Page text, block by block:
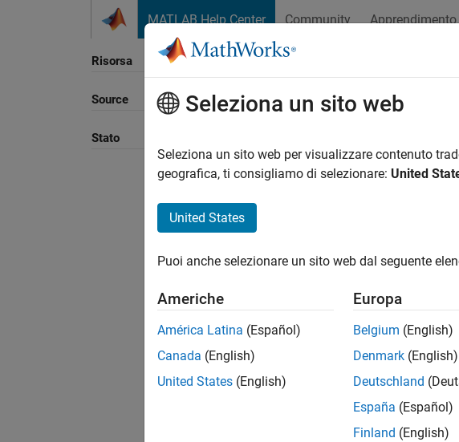
MATLAB Help Center Community Apprendimento
Risorsa
Source
Stato
Ordina per
Seleziona un sito web
Seleziona un sito web per visualizzare contenuto
geografica, ti consigliamo di selezionare: United
United States
Puoi anche selezionare un sito web dal seguente
Americhe
América Latina (Español)
Canada (English)
United States (English)
Europa
Belgium (English)
Denmark (English)
Deutschland
España (Español)
Finland (English)